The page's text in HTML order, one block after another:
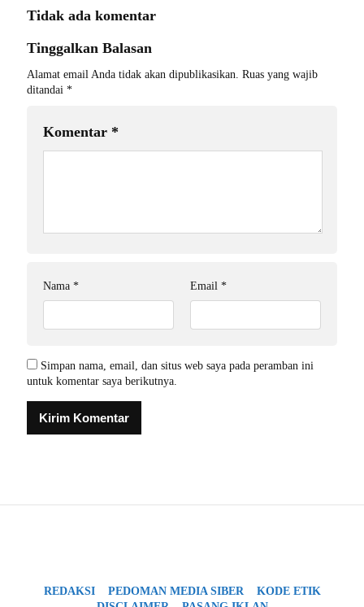
Tidak ada komentar
Tinggalkan Balasan
Alamat email Anda tidak akan dipublikasikan. Ruas yang wajib
ditandai *
Komentar *
Nama * Email *
Simpan nama, email, dan situs web saya pada peramban ini
untuk komentar saya berikutnya.
REDAKSI PEDOMAN MEDIA SIBER
KODE ETIK